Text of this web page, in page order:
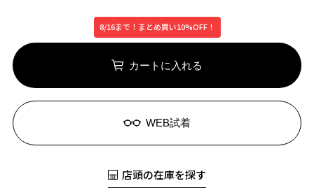
8/16まで！まとめ買い10%OFF！
カートに入れる
WEB試着
店頭の在庫を探す